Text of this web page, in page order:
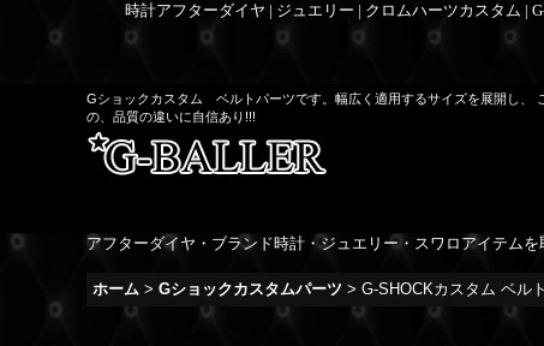
時計アフターダイヤ | ジュエリー | クロムハーツカスタム |
Gショックカスタム ベルトパーツです。幅広く適用するサイズを展開し、
の、品質の違いに自信あり!!!
アフターダイヤ・ブランド時計・ジュエリー・スワロアイテムを
ホーム > Gショックカスタムパーツ > G-SHOCKカスタム ベル